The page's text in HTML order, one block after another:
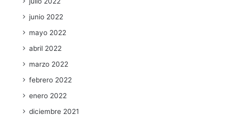
junio 2022
mayo 2022
abril 2022
marzo 2022
febrero 2022
enero 2022
diciembre 2021